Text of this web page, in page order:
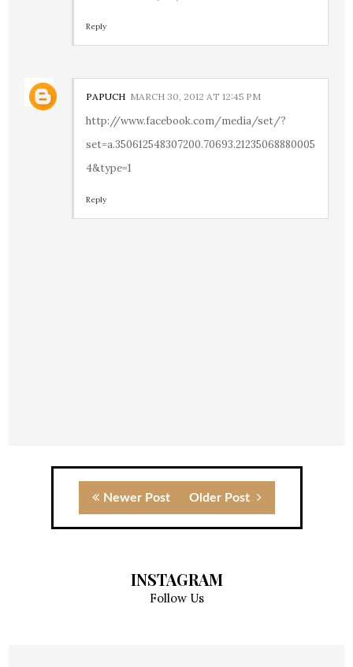
Reply
PAPUCH MARCH 30, 2012 AT 12:45 PM
http://www.facebook.com/media/set/?
set=a.350612548307200.70693.21235068880005
4&type=1
Reply
Newer Post Older Post
INSTAGRAM
Follow Us